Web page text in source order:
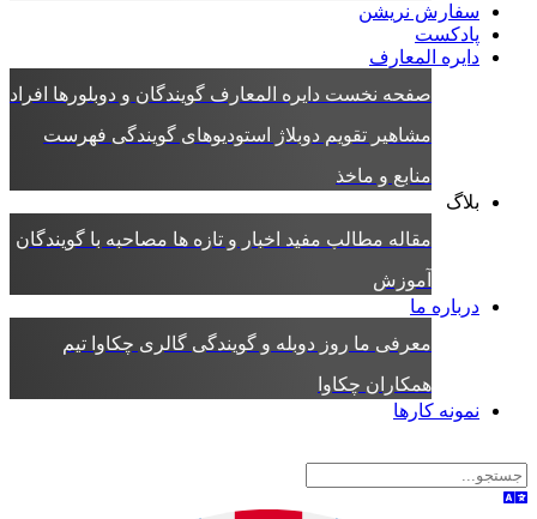
سفارش نریشن
پادکست
دایره المعارف
صفحه نخست دایره المعارفگویندگان و دوبلورهاافراد
مشاهیرتقویم دوبلاژاستودیوهای گویندگیفهرست
منابع و ماخذ
بلاگ
مقالهمطالب مفیداخبار و تازه ها مصاحبه با گویندگان
آموزش
درباره ما
معرفی ماروز دوبله و گویندگیگالری چکاواتیم
همکاران چکاوا
نمونه کارها